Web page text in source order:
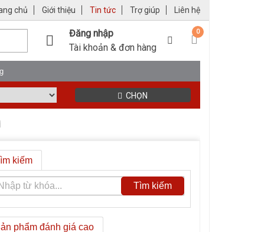
chủ Giới thiệu Tin tức Trợ giúp Liên hệ
Đăng nhập
Tài khoản & đơn hàng
0
CHỌN
kiếm
phẩm đánh giá cao